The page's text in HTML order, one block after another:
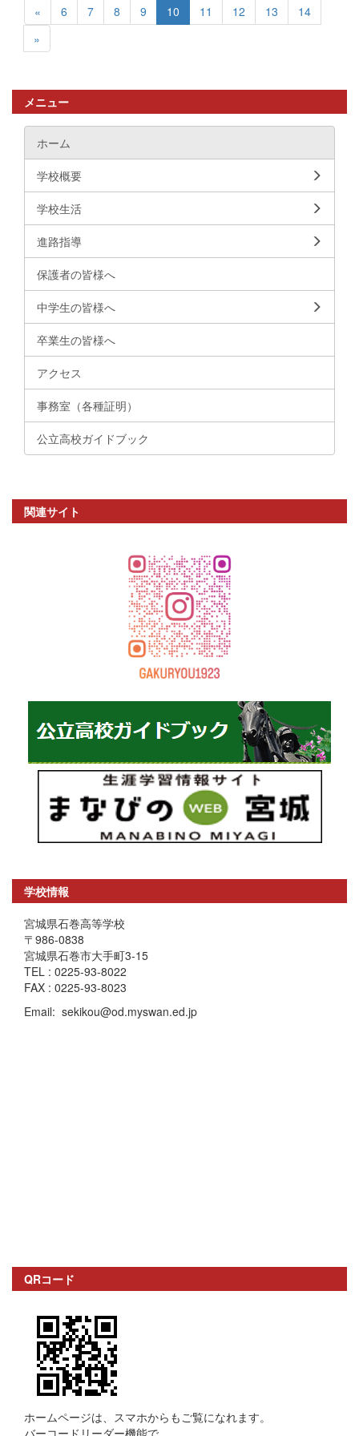
« 6 7 8 9 10 11 12 13
14
»
メニュー
ホーム
学校概要
学校生活
進路指導
保護者の皆様へ
中学生の皆様へ
卒業生の皆様へ
アクセス
事務室（各種証明）
公立高校ガイドブック
関連サイト
学校情報
宮城県石巻高等学校
〒986-0838
宮城県石巻市大手町3-15
TEL : 0225-93-8022
FAX : 0225-93-8023
Email: sekikou@od.myswan.ed.jp
QRコード
ホームページは、スマホからもご覧になれます。